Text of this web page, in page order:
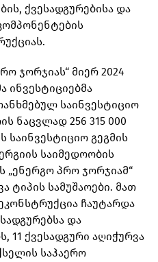
ქვესადგურებისა და
ჯორჯიას“ მიერ 2024
ინვესტიციებმა
საინვესტიციო
ნაცვლად 256 315 000
საინვესტიციო გეგმის
საიმედოობის
„ენერგო პრო ჯორჯიამ“
ტიპის სამუშაოები. მათ
ჩაუტარდა
და
11 ქვესადგური აღიჭურვა
საჰაერო